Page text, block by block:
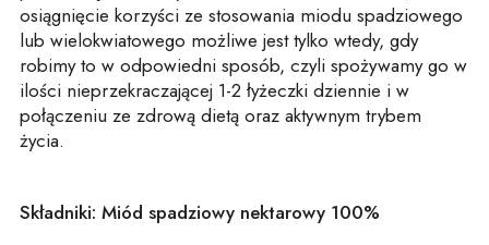
osiągnięcie korzyści ze stosowania miodu spadziowego
lub wielokwiatowego możliwe jest tylko wtedy, gdy
robimy to w odpowiedni sposób, czyli spożywamy go w
ilości nieprzekraczającej 1-2 łyżeczki dziennie i w
połączeniu ze zdrową dietą oraz aktywnym trybem
życia.
Składniki: Miód spadziowy nektarowy 100%